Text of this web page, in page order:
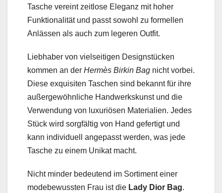
Tasche vereint zeitlose Eleganz mit hoher
Funktionalität und passt sowohl zu formellen
Anlässen als auch zum legeren Outfit.
Liebhaber von vielseitigen Designstücken
kommen an der Hermès Birkin Bag nicht vorbei.
Diese exquisiten Taschen sind bekannt für ihre
außergewöhnliche Handwerkskunst und die
Verwendung von luxuriösen Materialien. Jedes
Stück wird sorgfältig von Hand gefertigt und
kann individuell angepasst werden, was jede
Tasche zu einem Unikat macht.
Nicht minder bedeutend im Sortiment einer
modebewussten Frau ist die Lady Dior Bag.